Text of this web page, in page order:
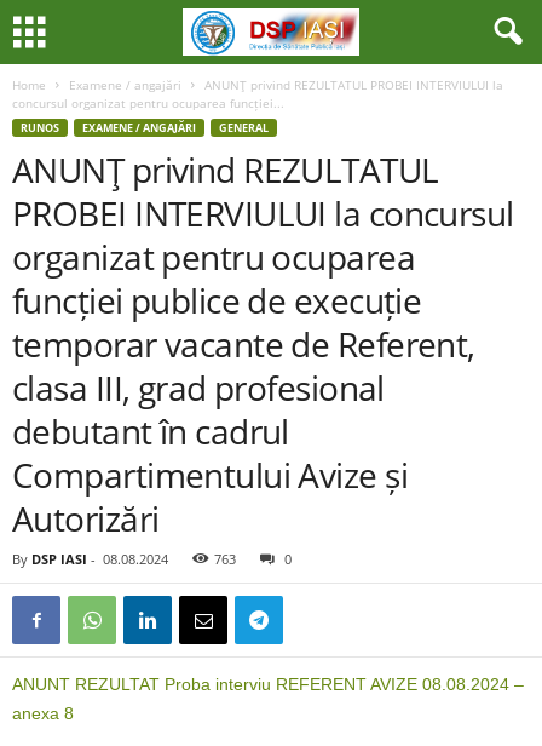
Home Examene / angajări
ANUNŢ privind REZULTATUL PROBEI INTERVIULUI la
concursul organizat pentru ocuparea funcției...
RUNOS EXAMENE / ANGAJĂRI GENERAL
ANUNŢ privind REZULTATUL
PROBEI INTERVIULUI la concursul
organizat pentru ocuparea
funcției publice de execuție
temporar vacante de Referent,
clasa III, grad profesional
debutant în cadrul
Compartimentului Avize și
Autorizări
By DSP IASI - 08.08.2024 763 0
ANUNT REZULTAT Proba interviu REFERENT AVIZE 08.08.2024 –
anexa 8